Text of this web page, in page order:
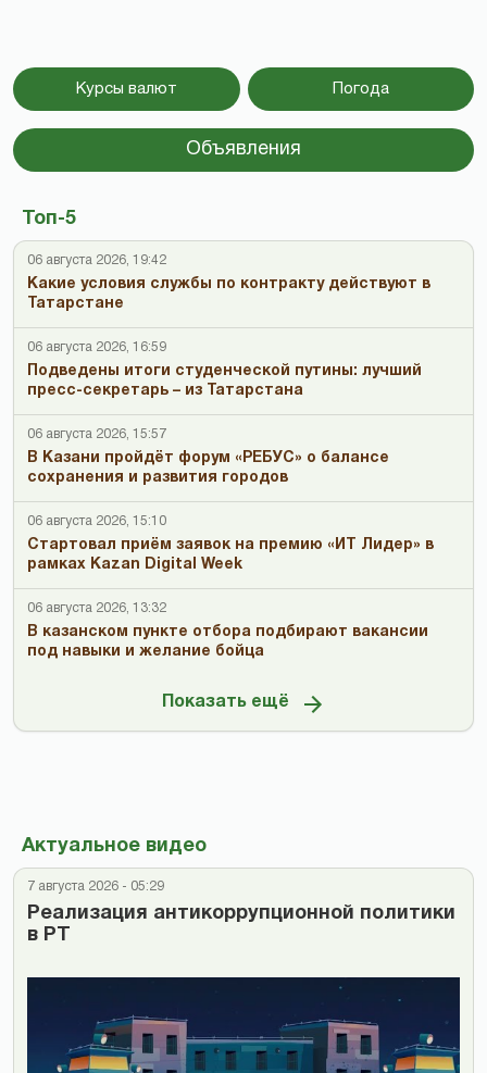
Курсы валют Погода
Объявления
Топ-5
06 августа 2026, 19:42
Какие условия службы по контракту действуют в
Татарстане
06 августа 2026, 16:59
Подведены итоги студенческой путины: лучший
пресс-секретарь – из Татарстана
06 августа 2026, 15:57
В Казани пройдёт форум «РЕБУС» о балансе
сохранения и развития городов
06 августа 2026, 15:10
Стартовал приём заявок на премию «ИТ Лидер» в
рамках Kazan Digital Week
06 августа 2026, 13:32
В казанском пункте отбора подбирают вакансии
под навыки и желание бойца
Показать ещё
Актуальное видео
7 августа 2026 - 05:29
Реализация антикоррупционной политики
в РТ